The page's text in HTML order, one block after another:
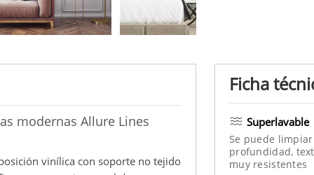
modernas Allure Lines
vinílica con soporte no tejido
Ficha
Superlavable
Se puede
profundidad,
muy resistentes